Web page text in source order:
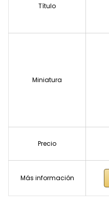
Título
Miniatura
Precio
Más información